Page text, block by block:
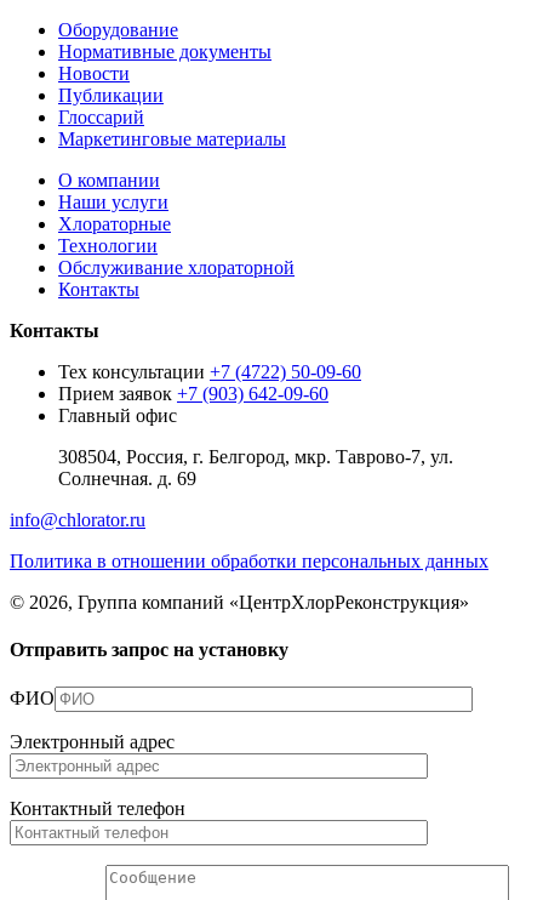
Оборудование
Нормативные документы
Новости
Публикации
Глоссарий
Маркетинговые материалы
О компании
Наши услуги
Хлораторные
Технологии
Обслуживание хлораторной
Контакты
Контакты
Тех консультации +7 (4722) 50-09-60
Прием заявок +7 (903) 642-09-60
Главный офис
308504, Россия, г. Белгород, мкр. Таврово-7, ул.
Солнечная. д. 69
info@chlorator.ru
Политика в отношении обработки персональных данных
© 2026, Группа компаний «ЦентрХлорРеконструкция»
Отправить запрос на установку
ФИО
Электронный адрес
Контактный телефон